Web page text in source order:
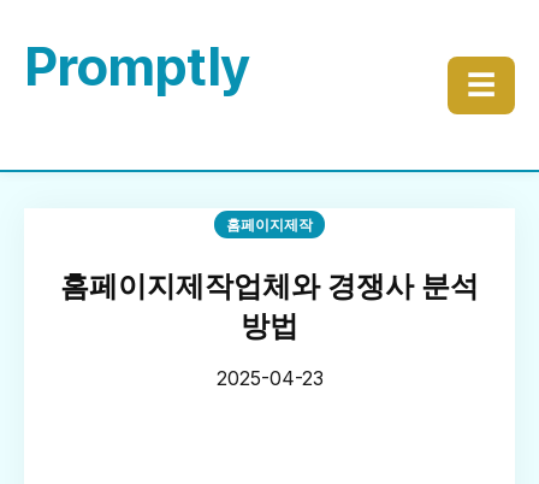
Promptly ☰
홈페이지제작
홈페이지제작업체와 경쟁사 분석
방법
2025-04-23